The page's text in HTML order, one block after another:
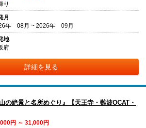
り
月
年 08月 ~ 2026年 09月
地
府
詳細を見る
の絶景と名所めぐり』【天王寺・難波OCAT・
円 ～ 31,000円